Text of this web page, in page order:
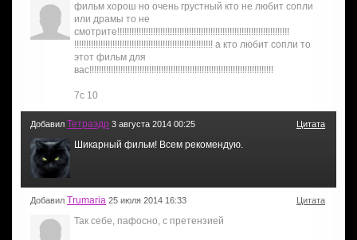
фильм хорош но очень грустный кто не любит сопли
или драмы то не
смотрите!!!!!!!!!!!!!!!!!!!!!!!!!!!!!!!!!!!!!!!!!!!!!!!!!!!!!!!!!!!!!!!!!!!!!!!!
!!!!!!!!!!!!!!!!!!!!!!!!!!!!!!!!!!!!!!!!!!!!!!!!!!!!!!!!!! а кто любит сопли то
этот фильм для
вас!!!!!!!!!!!!!!!!!!!!!!!!!!!!!!!!!!!!!!!!!!!!!!!!!!!!!!!!!!!!!!!!!!!!!!!!!!!!!
7с 10
Добавил Тетраэдр 3 августа 2014 00:25 Цитата
Шикарный фильм! Всем рекомендую.
Добавил Trumaria 25 июля 2014 16:33 Цитата
Так себе, пафосно, с претензией